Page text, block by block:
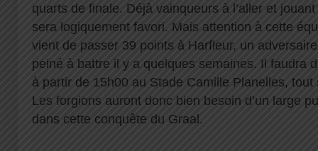
quarts de finale. Déjà vainqueurs à l’aller et
sera logiquement favori. Mais attention à cette
vient de passer 39 points à Harfleur, un
peiné à battre il y a quelques semaines. Il faudra
à partir de 15h00 au Stade Camille Planelles,
Les forgions auront donc bien besoin d’un large
dans cette conquête du Graal.